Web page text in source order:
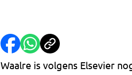
Waalre is volgens Elsevier